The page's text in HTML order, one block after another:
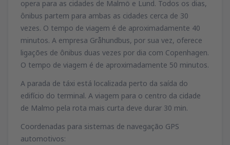
opera para as cidades de Malmö e Lund. Todos os dias,
ônibus partem para ambas as cidades cerca de 30
vezes. O tempo de viagem é de aproximadamente 40
minutos. A empresa Gråhundbus, por sua vez, oferece
ligações de ônibus duas vezes por dia com Copenhagen.
O tempo de viagem é de aproximadamente 50 minutos.
A parada de táxi está localizada perto da saída do
edifício do terminal. A viagem para o centro da cidade
de Malmo pela rota mais curta deve durar 30 min.
Coordenadas para sistemas de navegação GPS
automotivos: